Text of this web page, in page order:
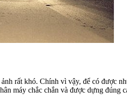
rất khó. Chính vì vậy, để có được
máy chắc chắn và được dựng đúng